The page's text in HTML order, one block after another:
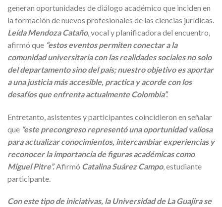
generan oportunidades de diálogo académico que inciden en
la formación de nuevos profesionales de las ciencias jurídicas.
Leída Mendoza Cataño, vocal y planificadora del encuentro,
afirmó que “estos eventos permiten conectar a la
comunidad universitaria con las realidades sociales no solo
del departamento sino del país; nuestro objetivo es aportar
a una justicia más accesible, practica y acorde con los
desafíos que enfrenta actualmente Colombia”.
Entretanto, asistentes y participantes coincidieron en señalar
que “este precongreso representó una oportunidad valiosa
para actualizar conocimientos, intercambiar experiencias y
reconocer la importancia de figuras académicas como
Miguel Pitre”.Afirmó Catalina Suárez Campo, estudiante
participante.
Con este tipo de iniciativas, la Universidad de La Guajira se